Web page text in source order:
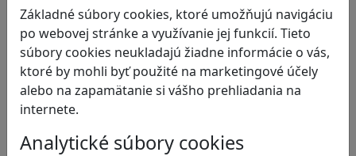
Základné súbory cookies, ktoré umožňujú navigáciu
po webovej stránke a využívanie jej funkcií. Tieto
súbory cookies neukladajú žiadne informácie o vás,
ktoré by mohli byť použité na marketingové účely
alebo na zapamätanie si vášho prehliadania na
internete.
Analytické súbory cookies
Logické myslenie
Ľudské práva a tolerancia
Motorika a koncentrácia
Programovanie/Technika
Sociálne zručnosti a kooperácia
Strategické myslenie
Zdravie a pohyb